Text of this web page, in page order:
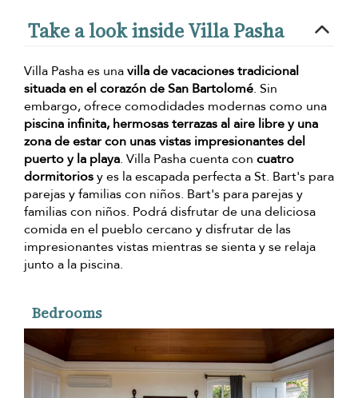
Take a look inside Villa Pasha
Villa Pasha es unavilla de vacaciones tradicional
situada en el corazón de San Bartolomé. Sin
embargo, ofrece comodidades modernas como una
piscina infinita, hermosas terrazas al aire libre y una
zona de estar con unas vistas impresionantes del
puerto y la playa. Villa Pasha cuenta con cuatro
dormitoriosy es la escapada perfecta a St. Bart's para
parejas y familias con niños. Bart's para parejas y
familias con niños. Podrá disfrutar de una deliciosa
comida en el pueblo cercano y disfrutar de las
impresionantes vistas mientras se sienta y se relaja
junto a la piscina.
Bedrooms